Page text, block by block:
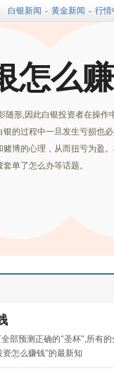
白银新闻 - 黄金新闻 - 行情
怎么
随形,因此白银投资者在操
银的过程中一旦发生亏损也
赌博的心理，从而扭亏为盈
单了怎么办等话题。
部预测正确的"圣杯",所有
怎么赚钱”的最新知